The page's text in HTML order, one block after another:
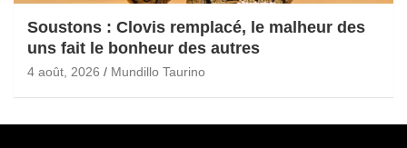
Soustons : Clovis remplacé, le malheur des
uns fait le bonheur des autres
4 août, 2026 Mundillo Taurino